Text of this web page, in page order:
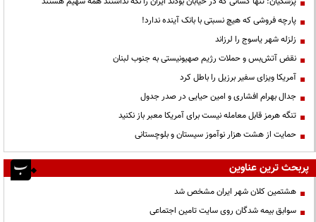
پارچه فروشی که هیچ نسبتی با بانک آینده ندارد!
زلزله شهر یاسوج را لرزاند
نقض آتش‌بس و حملات رژیم صهیونیستی به جنوب لبنان
آمریکا ویزای سفیر برزیل را باطل کرد
جدال بهرام افشاری و امین حیایی در صدر جدول
تنگه هرمز قابل معامله نیست برای آمریکا معبر باز نکنید
حمایت از هشت هزار نوآموز سیستان و بلوچستانی
پربحث ترین عناوین
هشتمین کلان شهر ایران مشخص شد
سوابق بیمه شدگان روی سایت تامین اجتماعی